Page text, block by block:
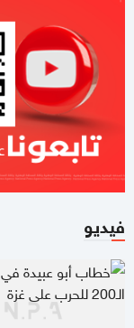
03:37 مساءاً
لليوم الثاني..
01:59 مساءاً
8 دول عربية وإسلامية تصدر بيانا مشتركا بشأن غزة
11:44 صباحا
صحيفة تكشف
11:12 صباحا
هآرتس تكشف..
الإدارة الأميركية
فيديو